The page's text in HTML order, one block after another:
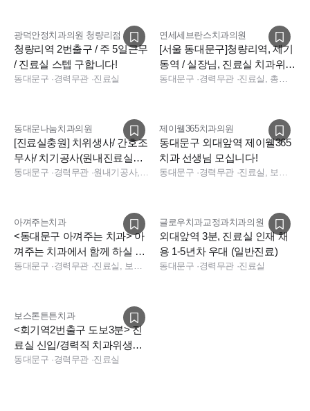
광덕안정치과의원 청량리점
청량리역 2번출구 / 주 5일근무
/ 진료실 스텝 구합니다!
동대문구 ·경력무관 ·진료실
연세세브란스치과의원
[서울 동대문구]청량리역, 제기
동역 / 실장님, 진료실 치과위생
사 함께하실 선생님 모십니다
동대문구 ·경력무관 · 진료실, 총괄실장, 실장, 데스크, 보험청구, 상담
동대문나눔치과의원
[진료실충원] 치위생사/ 간호조
무사/ 치기공사(원내진료실근
무)/주5일/ 나이무관
동대문구 ·경력무관 · 원내기공사, 진료실, 진료실
제이웰365치과의원
동대문구 외대앞역 제이웰365
치과 선생님 모십니다!
동대문구 ·경력무관 · 진료실, 보험청구, 상담, 실장, 수술실, 진료실
아껴주는치과
<동대문구 아껴주는 치과> 아
껴주는 치과에서 함께 하실 치
위생사 선생님 모집합니다
동대문구 ·경력무관 · 진료실, 보험청구
글로우치과교정과치과의원
외대앞역 3분, 진료실 인재 채
용 1-5년차 우대 (일반진료)
동대문구 ·경력무관 ·진료실
보스톤튼튼치과
<회기역2번출구 도보3분> 진
료실 신입/경력직 치과위생사
구인합니다.
동대문구 ·경력무관 ·진료실